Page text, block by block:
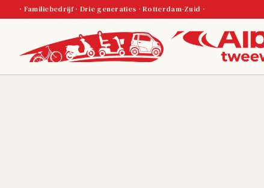
· Familiebedrijf · Drie generaties · Rotterdam-Zuid ·